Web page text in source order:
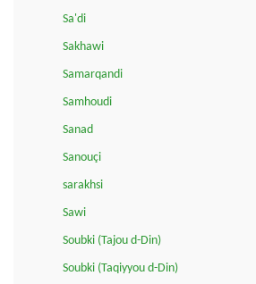
Sa'di
Sakhawi
Samarqandi
Samhoudi
Sanad
Sanouçi
sarakhsi
Sawi
Soubki (Tajou d-Din)
Soubki (Taqiyyou d-Din)